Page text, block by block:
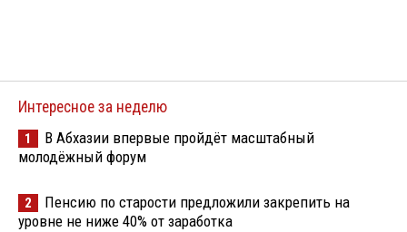
Интересное за неделю
1
В Абхазии впервые пройдёт масштабный
молодёжный форум
2
Пенсию по старости предложили закрепить на
уровне не ниже 40% от заработка